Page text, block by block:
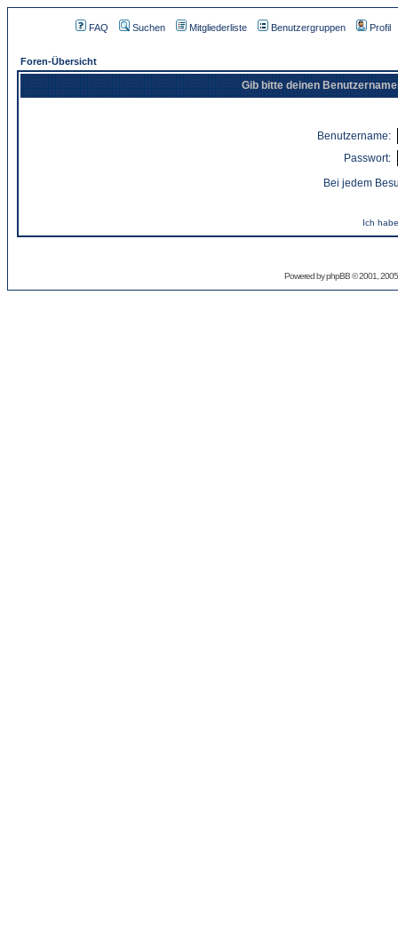
FAQ Suchen Mitgliederliste Benutzergruppen Profil
Foren-Übersicht
Gib bitte deinen
Benutzername:
Passwort:
Bei jedem
Ich
Powered byphpBB© 2001,